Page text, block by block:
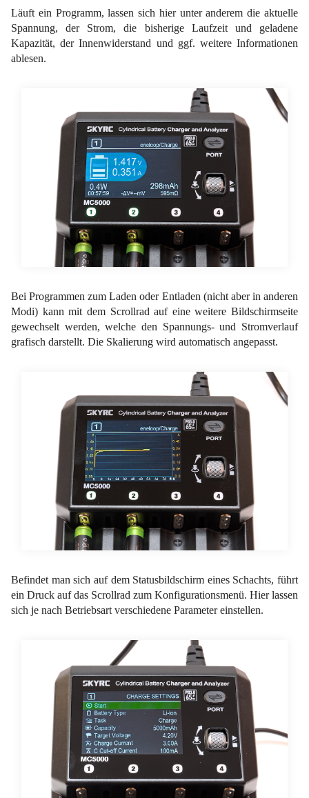
Läuft ein Programm, lassen sich hier unter anderem die aktuelle
Spannung, der Strom, die bisherige Laufzeit und geladene
Kapazität, der Innenwiderstand und ggf. weitere Informationen
ablesen.
Bei Programmen zum Laden oder Entladen (nicht aber in anderen
Modi) kann mit dem Scrollrad auf eine weitere Bildschirmseite
gewechselt werden, welche den Spannungs- und Stromverlauf
grafisch darstellt. Die Skalierung wird automatisch angepasst.
Befindet man sich auf dem Statusbildschirm eines Schachts, führt
ein Druck auf das Scrollrad zum Konfigurationsmenü. Hier lassen
sich je nach Betriebsart verschiedene Parameter einstellen.